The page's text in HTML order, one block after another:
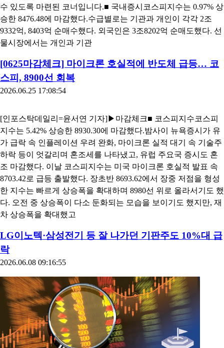
수 있도록 마련된 코너입니다.■ 국내증시코스피지수는 0.97% 상
승한 8476.48에 마감했다.수급별로는 기관과 개인이 각각 2조
9332억, 8403억 순매수했다. 외국인은 3조8202억 순매도했다. 선
물시장에서는 개인과 기관
[0625마감체크] 마이크론 호실적에 반도체 급등… 코
스피, 8900선 회복
2026.06.25 17:08:54
[인포스탁데일리=윤서연 기자]▶마감체크■ 코스피지수코스피
지수는 5.42% 상승한 8930.30에 마감했다.밤사이 뉴욕증시가 유
가 급락 속 인플레이션 우려 완화, 마이크론 실적 대기 속 기술주
하락 등이 엇갈리며 혼조세를 나타냈고, 유럽 주요국 증시도 혼
조 마감했다. 이날 코스피지수는 미국 마이크론 호실적 발표 속
8703.42로 급등 출발했다. 장초반 8693.62에서 장중 저점을 형성
한 지수는 빠르게 상승폭을 확대하며 8980선 위로 올라서기도 했
다. 오전 중 상승폭이 다소 둔화되는 모습을 보이기도 했지만, 재
차 상승폭을 확대했고
LG이노텍·삼성전기 등 잘 나가던 기판주도 10%대 급
락
2026.06.08 09:16:55